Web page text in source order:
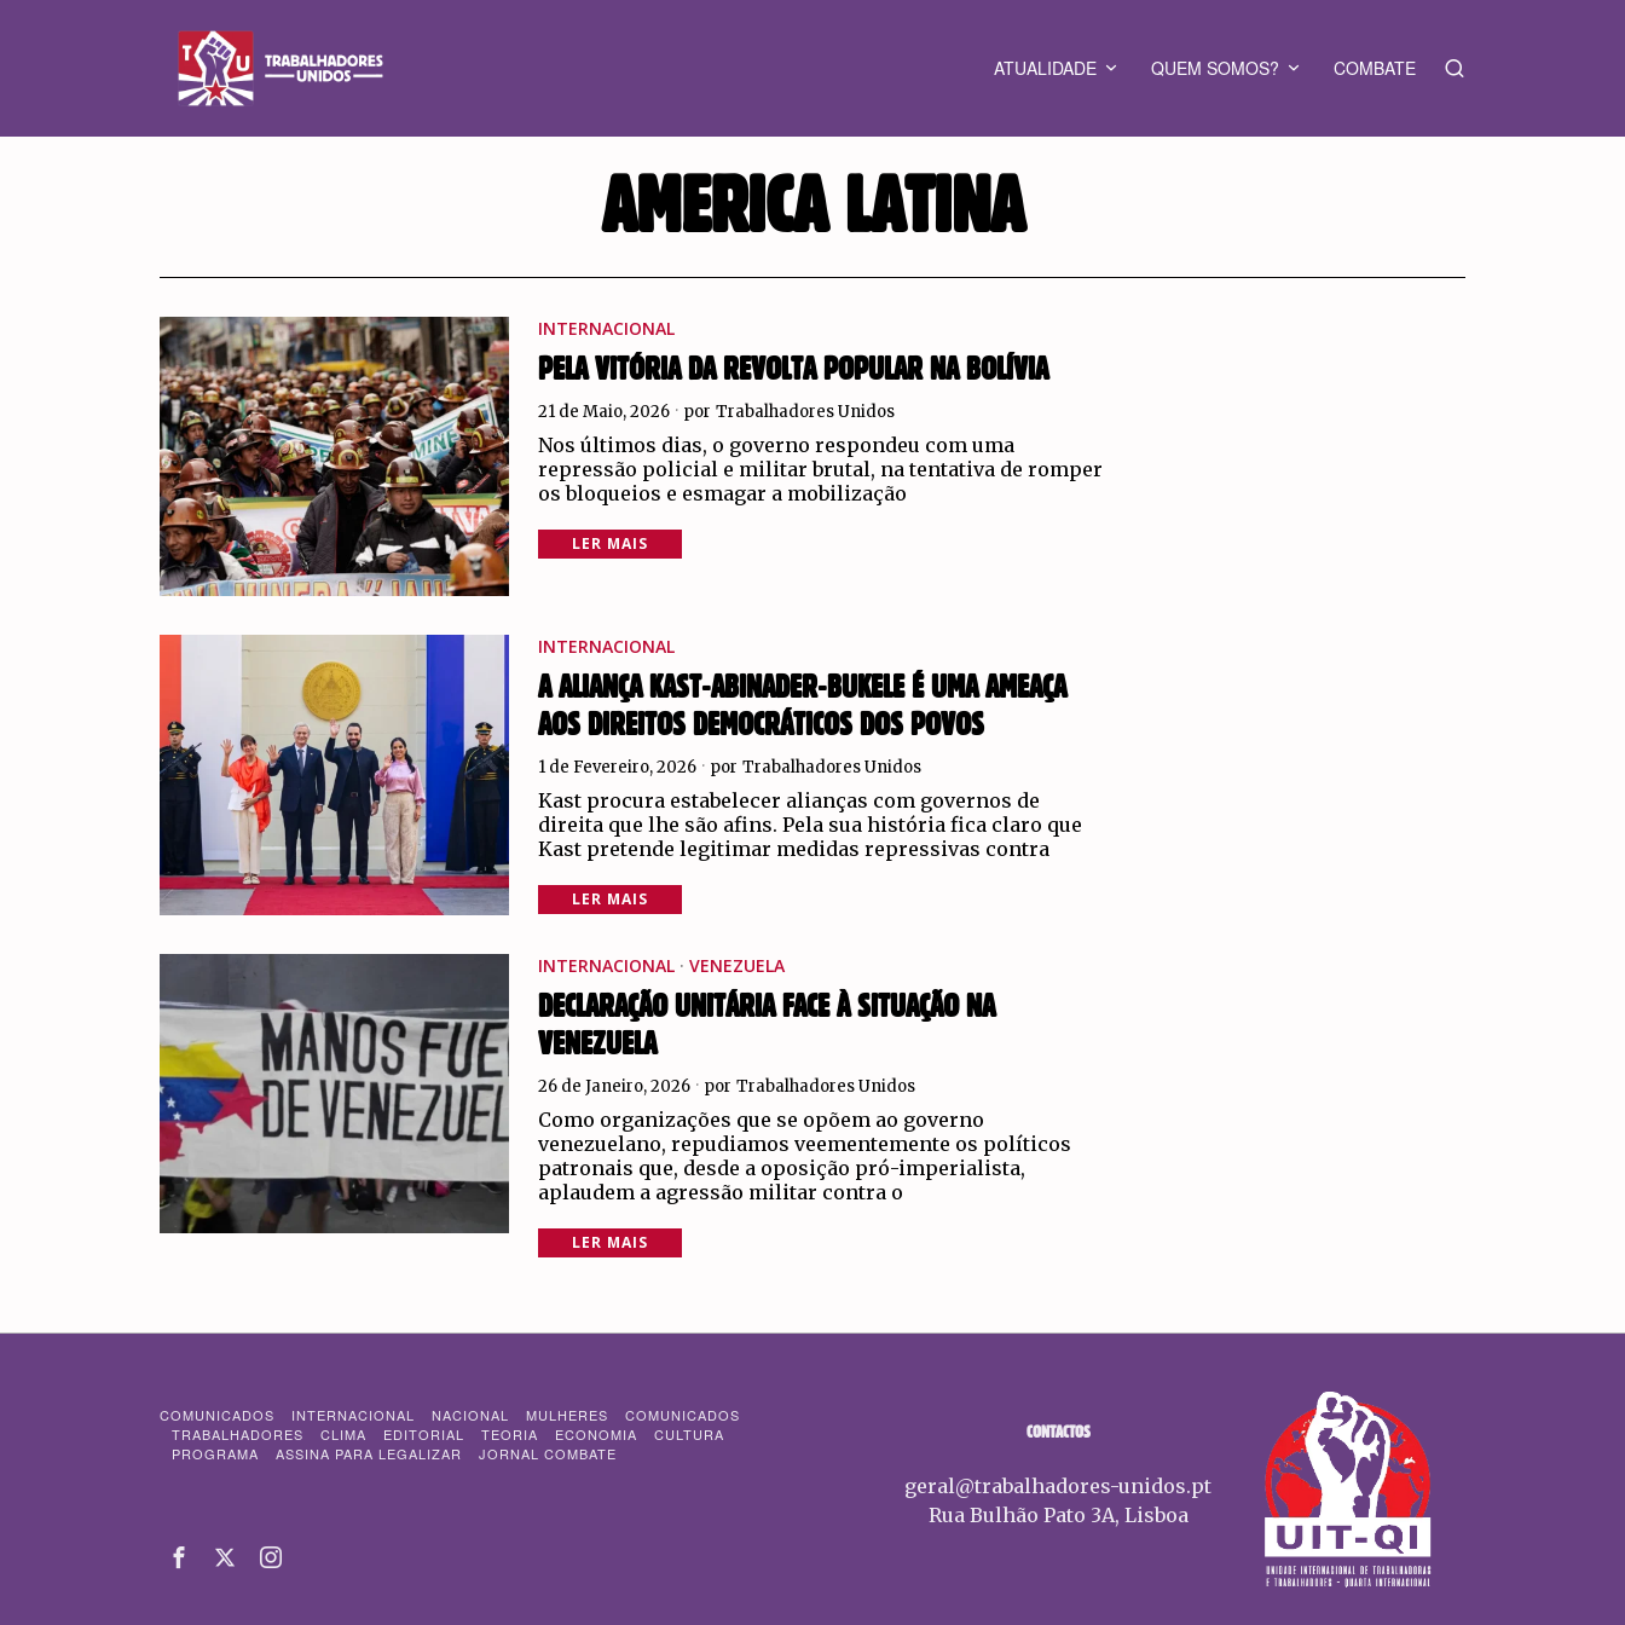
ATUALIDADE QUEM SOMOS? COMBATE
AMERICA LATINA
INTERNACIONAL
PELA VITÓRIA DA REVOLTA POPULAR NA BOLÍVIA
21 de Maio, 2026 por Trabalhadores Unidos
Nos últimos dias, o governo respondeu com uma
repressão policial e militar brutal, na tentativa de romper
os bloqueios e esmagar a mobilização
LER MAIS
INTERNACIONAL
A ALIANÇA KAST-ABINADER-BUKELE É UMA AMEAÇA
AOS DIREITOS DEMOCRÁTICOS DOS POVOS
1 de Fevereiro, 2026 por Trabalhadores Unidos
Kast procura estabelecer alianças com governos de
direita que lhe são afins. Pela sua história fica claro que
Kast pretende legitimar medidas repressivas contra
LER MAIS
INTERNACIONAL · VENEZUELA
DECLARAÇÃO UNITÁRIA FACE À SITUAÇÃO NA
VENEZUELA
26 de Janeiro, 2026 por Trabalhadores Unidos
Como organizações que se opõem ao governo
venezuelano, repudiamos veementemente os políticos
patronais que, desde a oposição pró-imperialista,
aplaudem a agressão militar contra o
LER MAIS
COMUNICADOS INTERNACIONAL NACIONAL MULHERES
COMUNICADOS
TRABALHADORES
CLIMA EDITORIAL TEORIA ECONOMIA
CULTURA
PROGRAMA
ASSINA PARA LEGALIZAR JORNAL COMBATE
CONTACTOS
geral@trabalhadores-unidos.pt
Rua Bulhão Pato 3A, Lisboa